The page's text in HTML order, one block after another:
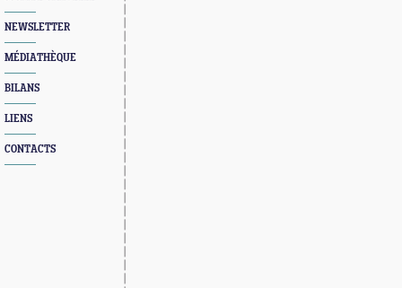
NEWSLETTER
MÉDIATHÈQUE
BILANS
LIENS
CONTACTS